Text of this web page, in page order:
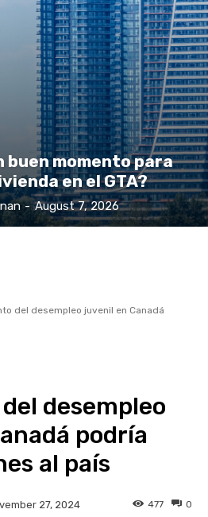
buen momento para
en el GTA?
- August 7, 2026